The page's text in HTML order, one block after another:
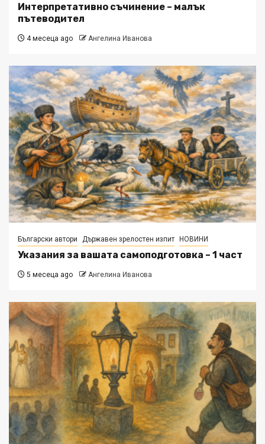
Интерпретативно съчинение – малък
пътеводител
4 месеца ago Ангелина Иванова
Български автори Държавен зрелостен изпит НОВИНИ
Указания за вашата самоподготовка – 1 част
5 месеца ago Ангелина Иванова